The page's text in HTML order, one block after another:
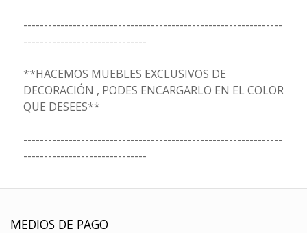
---------------------------------------------------------------
------------------------------
**HACEMOS MUEBLES EXCLUSIVOS DE
DECORACIÓN , PODES ENCARGARLO EN EL COLOR
QUE DESEES**
---------------------------------------------------------------
------------------------------
MEDIOS DE PAGO